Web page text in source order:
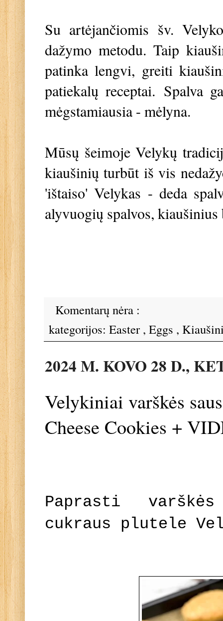
Su artėjančiomis šv.
dažymo metodu. Taip
patinka lengvi, greiti
patiekalų receptai. Spalva
mėgstamiausia - mėlyna.
Mūsų šeimoje Velykų
kiaušinių turbūt iš vis
'ištaiso' Velykas - deda
alyvuogių spalvos,
Komentarų nėra :
kategorijos: Easter , Eggs ,
2024 M. KOVO 28 D.,
Velykiniai varškės
Cheese Cookies +
Paprasti
cukraus plutele